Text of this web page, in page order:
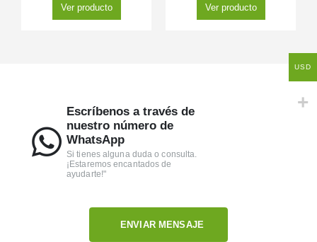
Ver producto Ver producto
Escríbenos a través de
nuestro número de
WhatsApp
Si tienes alguna duda o consulta.
¡Estaremos encantados de
ayudarte!"
ENVIAR MENSAJE
USD